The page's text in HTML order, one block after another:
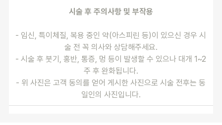
시술 후 주의사항 및 부작용
- 임신, 특이체질, 복용 중인 약(아스피린 등)이 있으신 경우 시
술 전 꼭 의사와 상담해주세요.
- 시술 후 붓기, 홍반, 통증, 멍 등이 발생할 수 있으나 대개 1~2
주 후 완화됩니다.
- 위 사진은 고객 동의를 얻어 게시한 사진으로 시술 전후는 동
일인의 사진입니다.